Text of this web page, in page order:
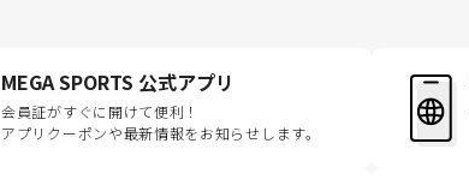
MEGA SPORTS 公式アプリ
会員証がすぐに開けて便利！
アプリクーポンや最新情報をお知らせします。